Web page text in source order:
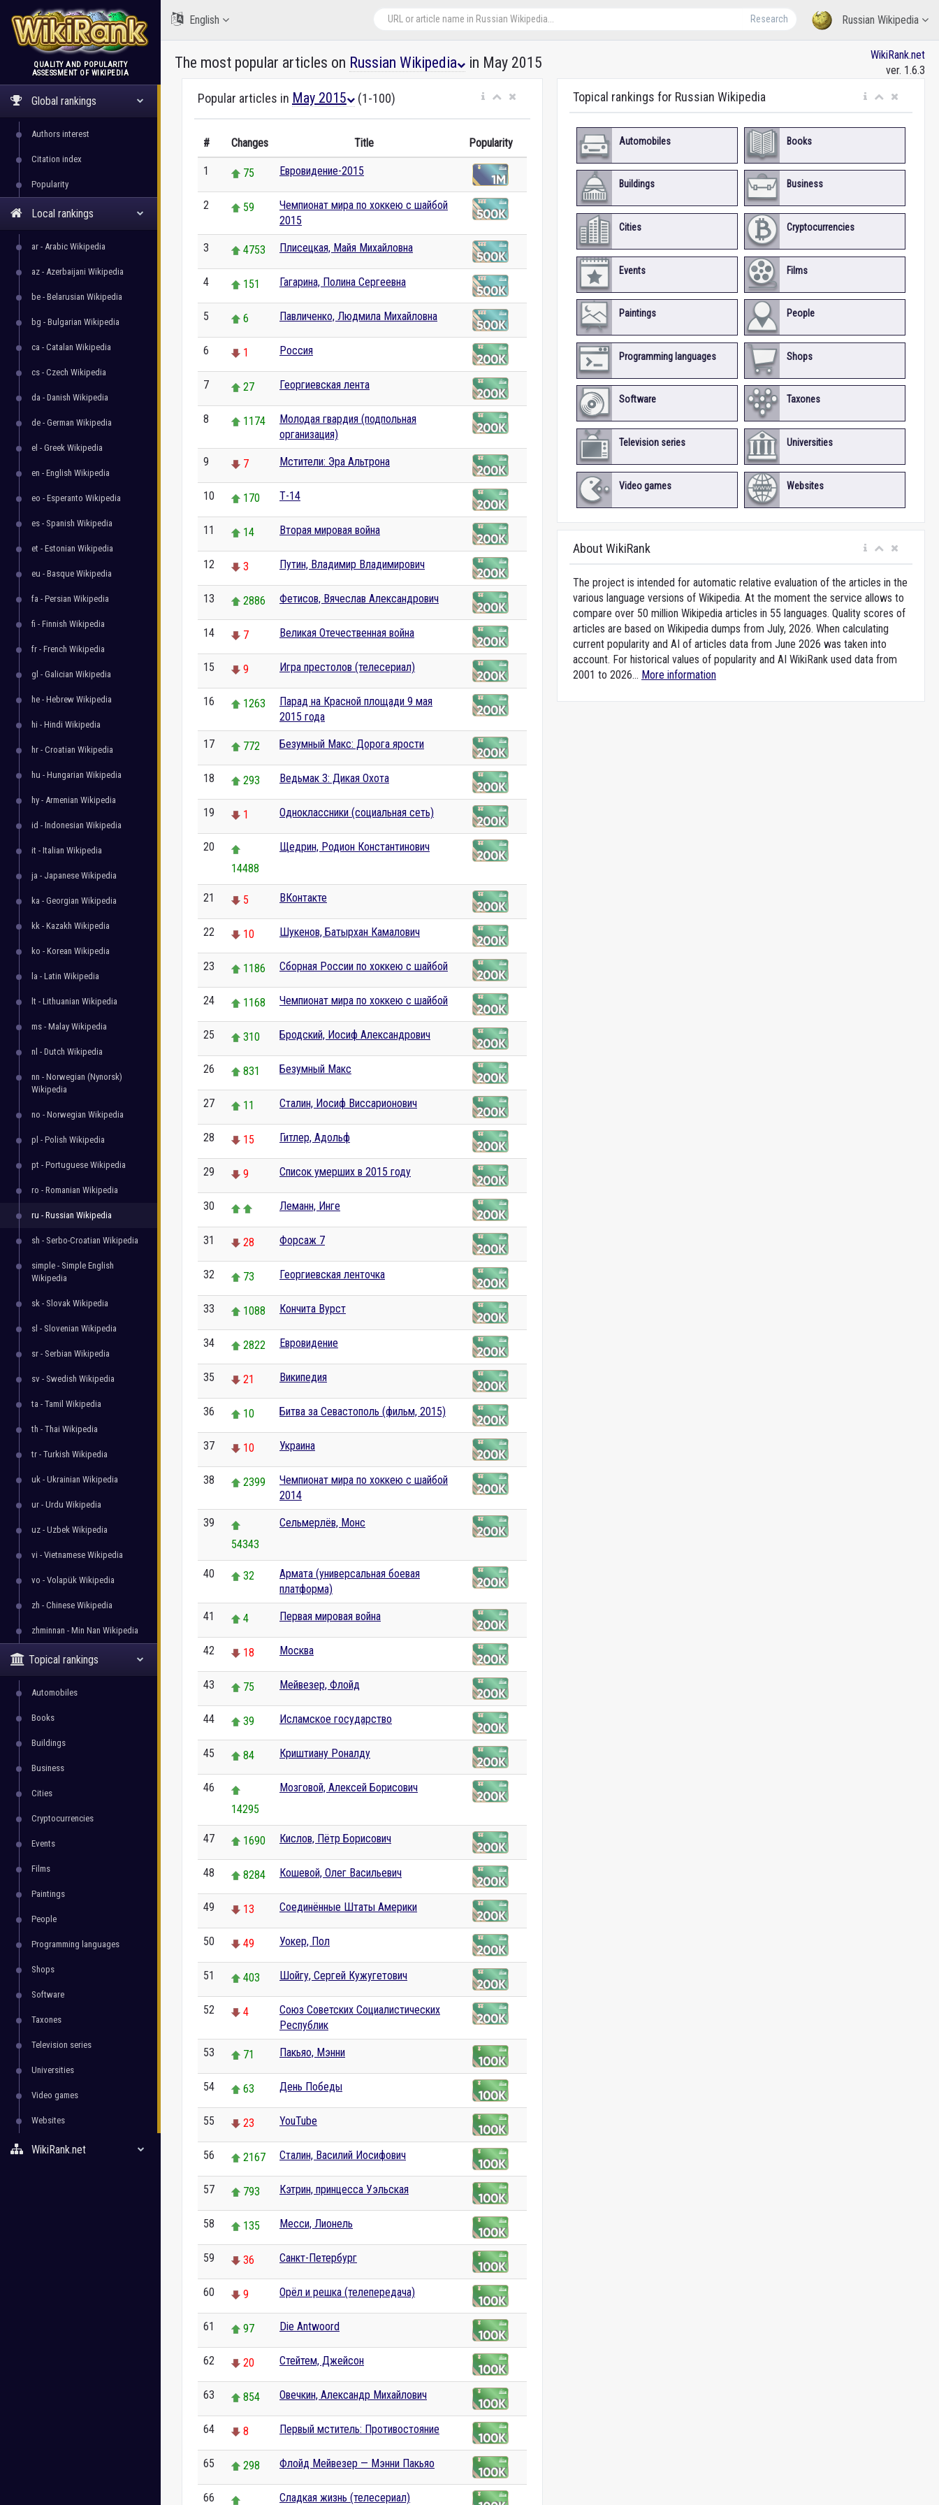
WikiRank
QUALITY AND POPULARITY
ASSESSMENT OF WIKIPEDIA
Global rankings
Authors interest
Citation index
Popularity
Local rankings
ar - Arabic Wikipedia
az - Azerbaijani Wikipedia
be - Belarusian Wikipedia
bg - Bulgarian Wikipedia
ca - Catalan Wikipedia
cs - Czech Wikipedia
da - Danish Wikipedia
de - German Wikipedia
el - Greek Wikipedia
en - English Wikipedia
eo - Esperanto Wikipedia
es - Spanish Wikipedia
et - Estonian Wikipedia
eu - Basque Wikipedia
fa - Persian Wikipedia
fi - Finnish Wikipedia
fr - French Wikipedia
gl - Galician Wikipedia
he - Hebrew Wikipedia
hi - Hindi Wikipedia
hr - Croatian Wikipedia
hu - Hungarian Wikipedia
hy - Armenian Wikipedia
id - Indonesian Wikipedia
it - Italian Wikipedia
ja - Japanese Wikipedia
ka - Georgian Wikipedia
kk - Kazakh Wikipedia
ko - Korean Wikipedia
la - Latin Wikipedia
lt - Lithuanian Wikipedia
ms - Malay Wikipedia
nl - Dutch Wikipedia
nn - Norwegian (Nynorsk)
Wikipedia
no - Norwegian Wikipedia
pl - Polish Wikipedia
pt - Portuguese Wikipedia
ro - Romanian Wikipedia
ru - Russian Wikipedia
sh - Serbo-Croatian Wikipedia
simple - Simple English
Wikipedia
sk - Slovak Wikipedia
sl - Slovenian Wikipedia
sr - Serbian Wikipedia
sv - Swedish Wikipedia
ta - Tamil Wikipedia
th - Thai Wikipedia
tr - Turkish Wikipedia
uk - Ukrainian Wikipedia
ur - Urdu Wikipedia
uz - Uzbek Wikipedia
vi - Vietnamese Wikipedia
vo - Volapük Wikipedia
zh - Chinese Wikipedia
zhminnan - Min Nan Wikipedia
Topical rankings
Automobiles
Books
Buildings
Business
Cities
Cryptocurrencies
Events
Films
Paintings
People
Programming languages
Shops
Software
Taxones
Television series
Universities
Video games
Websites
WikiRank.net
Russian Wikipedia
Research
English
The most popular articles on Russian Wikipedia in May 2015
WikiRank.net
ver. 1.6.3
Popular articles in May 2015 (1-100)
# Changes Title Popularity
1 75 Евровидение-2015
2 59
Чемпионат мира по хоккею с шайбой
2015
3 4753 Плисецкая, Майя Михайловна
4 151 Гагарина, Полина Сергеевна
5 6 Павличенко, Людмила Михайловна
6 1 Россия
7 27 Георгиевская лента
8 1174
Молодая гвардия (подпольная
организация)
9 7 Мстители: Эра Альтрона
10 170 Т-14
11 14 Вторая мировая война
12 3 Путин, Владимир Владимирович
13 2886 Фетисов, Вячеслав Александрович
14 7 Великая Отечественная война
15 9 Игра престолов (телесериал)
16 1263
Парад на Красной площади 9 мая
2015 года
17 772 Безумный Макс: Дорога ярости
18 293 Ведьмак 3: Дикая Охота
19 1 Одноклассники (социальная сеть)
20
14488
Щедрин, Родион Константинович
21 5 ВКонтакте
22 10 Шукенов, Батырхан Камалович
23 1186 Сборная России по хоккею с шайбой
24 1168 Чемпионат мира по хоккею с шайбой
25 310 Бродский, Иосиф Александрович
26 831 Безумный Макс
27 11 Сталин, Иосиф Виссарионович
28 15 Гитлер, Адольф
29 9 Список умерших в 2015 году
30 Леманн, Инге
31 28 Форсаж 7
32 73 Георгиевская ленточка
33 1088 Кончита Вурст
34 2822 Евровидение
35 21 Википедия
36 10 Битва за Севастополь (фильм, 2015)
37 10 Украина
38 2399
Чемпионат мира по хоккею с шайбой
2014
39
54343
Сельмерлёв, Монс
40 32
Армата (универсальная боевая
платформа)
41 4 Первая мировая война
42 18 Москва
43 75 Мейвезер, Флойд
44 39 Исламское государство
45 84 Криштиану Роналду
46
14295
Мозговой, Алексей Борисович
47 1690 Кислов, Пётр Борисович
48 8284 Кошевой, Олег Васильевич
49 13 Соединённые Штаты Америки
50 49 Уокер, Пол
51 403 Шойгу, Сергей Кужугетович
52 4
Союз Советских Социалистических
Республик
53 71 Пакьяо, Мэнни
54 63 День Победы
55 23 YouTube
56 2167 Сталин, Василий Иосифович
57 793 Кэтрин, принцесса Уэльская
58 135 Месси, Лионель
59 36 Санкт-Петербург
60 9 Орёл и решка (телепередача)
61 97 Die Antwoord
62 20 Стейтем, Джейсон
63 854 Овечкин, Александр Михайлович
64 8 Первый мститель: Противостояние
65 298 Флойд Мейвезер — Мэнни Пакьяо
66 Сладкая жизнь (телесериал)
Topical rankings for Russian Wikipedia
Automobiles Books
Buildings Business
Cities Cryptocurrencies
Events Films
Paintings People
Programming languages Shops
Software Taxones
Television series Universities
Video games Websites
About WikiRank
The project is intended for automatic relative evaluation of the articles in the
various language versions of Wikipedia. At the moment the service allows to
compare over 50 million Wikipedia articles in 55 languages. Quality scores of
articles are based on Wikipedia dumps from July, 2026. When calculating
current popularity and AI of articles data from June 2026 was taken into
account. For historical values of popularity and AI WikiRank used data from
2001 to 2026... More information